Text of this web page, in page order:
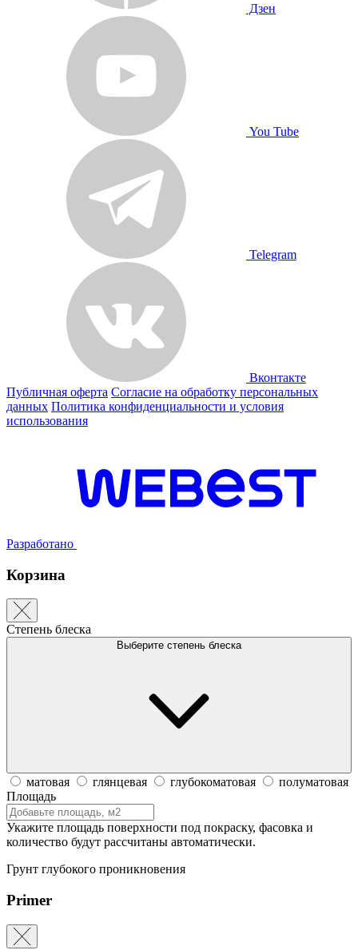
Дзен
You Tube
Telegram
Вконтакте
Публичная оферта Согласие на обработку персональных
данных Политика конфиденциальности и условия
использования
Разработано
Корзина
Степень блеска
Выберите степень блеска
матовая глянцевая глубокоматовая
полуматовая
Площадь
Укажите площадь поверхности под покраску, фасовка и
количество будут рассчитаны автоматически.
Грунт глубокого проникновения
Primer